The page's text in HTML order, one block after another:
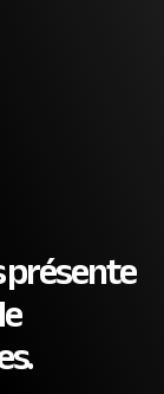
présente